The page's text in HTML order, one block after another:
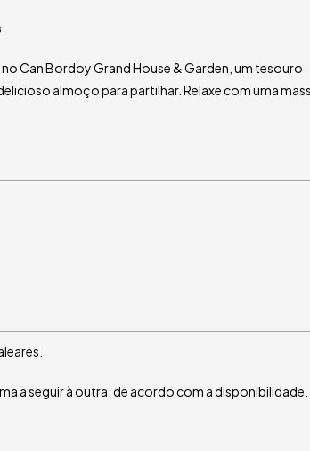
Can Bordoy Grand House & Garden, um tesouro
almoço para partilhar. Relaxe com uma
a seguir à outra, de acordo com a disponibilidade.